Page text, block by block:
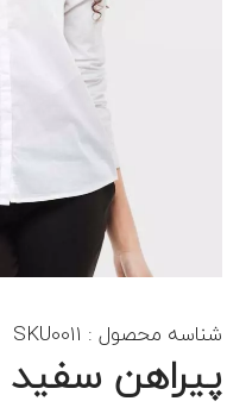
شناسه محصول : SKU0011
پیراهن سفید